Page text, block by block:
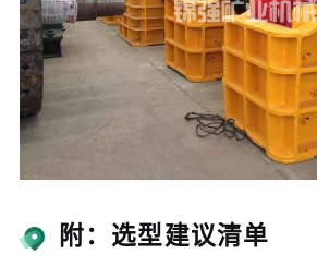
附：选型建议清单